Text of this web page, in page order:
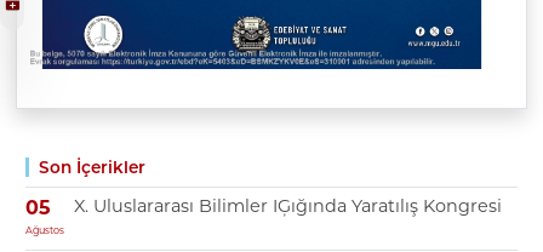
Son İçerikler
05
Ağustos
X. Uluslararası Bilimler IĢığında Yaratılış Kongresi